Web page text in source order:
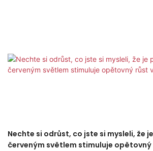
Nechte si odrůst, co jste si mysleli, že
červeným světlem stimuluje opětovný